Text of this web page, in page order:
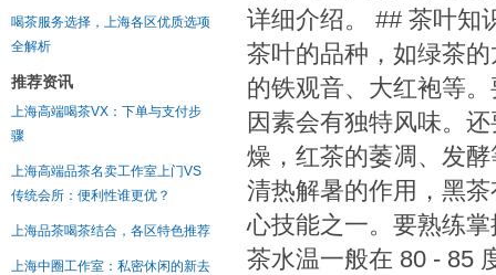
喝茶服务选择，上海各区优质选项
全解析
推荐资讯
上海高端喝茶VX：下单与支付步
骤
上海高端品茶名卖工作室上门VS
传统会所：便利性谁更优？
上海品茶喝茶结合，各区特色推荐
上海中圈工作室：私密休闲的新去
详细介绍。 ## 茶叶知
茶叶的品种，如绿茶
的铁观音、大红袍等
因素会有独特风味。
燥，红茶的萎凋、发
清热解暑的作用，黑
心技能之一。要熟练
茶水温一般在 80 - 85